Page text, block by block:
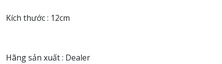
Kích thước : 12cm
Hãng sản xuất : Dealer